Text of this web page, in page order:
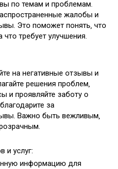
по темам и проблемам.
жалобы и
Это поможет понять‚ что
что требует улучшения.
на негативные отзывы и
решения проблем‚
и проявляйте заботу о
за
Важно быть вежливым‚
и услуг:
информацию для